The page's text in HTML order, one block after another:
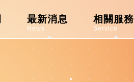
News
最新消息
Service
相關服務